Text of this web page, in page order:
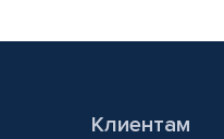
Клиентам